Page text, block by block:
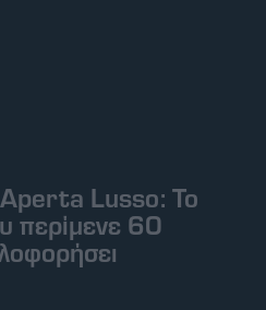
Lusso: Το
περίμενε 60